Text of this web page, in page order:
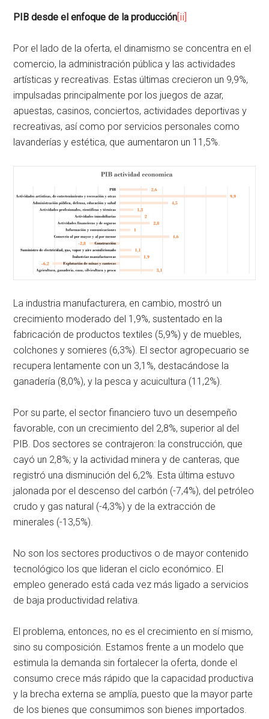
PIB desde el enfoque de la producción [ii]
Por el lado de la oferta, el dinamismo se concentra en el
comercio, la administración pública y las actividades
artísticas y recreativas. Estas últimas crecieron un 9,9%,
impulsadas principalmente por los juegos de azar,
apuestas, casinos, conciertos, actividades deportivas y
recreativas, así como por servicios personales como
lavanderías y estética, que aumentaron un 11,5%.
La industria manufacturera, en cambio, mostró un
crecimiento moderado del 1,9%, sustentado en la
fabricación de productos textiles (5,9%) y de muebles,
colchones y somieres (6,3%). El sector agropecuario se
recupera lentamente con un 3,1%, destacándose la
ganadería (8,0%), y la pesca y acuicultura (11,2%).
Por su parte, el sector financiero tuvo un desempeño
favorable, con un crecimiento del 2,8%, superior al del
PIB. Dos sectores se contrajeron: la construcción, que
cayó un 2,8%; y la actividad minera y de canteras, que
registró una disminución del 6,2%. Esta última estuvo
jalonada por el descenso del carbón (-7,4%), del petróleo
crudo y gas natural (-4,3%) y de la extracción de
minerales (-13,5%).
No son los sectores productivos o de mayor contenido
tecnológico los que lideran el ciclo económico. El
empleo generado está cada vez más ligado a servicios
de baja productividad relativa.
El problema, entonces, no es el crecimiento en sí mismo,
sino su composición. Estamos frente a un modelo que
estimula la demanda sin fortalecer la oferta, donde el
consumo crece más rápido que la capacidad productiva
y la brecha externa se amplía, puesto que la mayor parte
de los bienes que consumimos son bienes importados.